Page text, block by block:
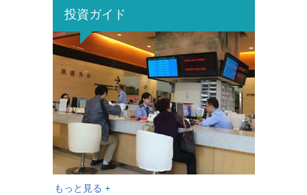
投資ガイド
もっと見る +